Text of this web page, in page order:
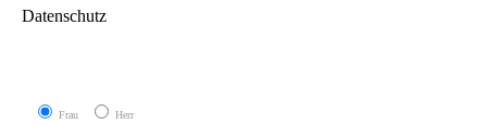
Datenschutz
Frau Herr